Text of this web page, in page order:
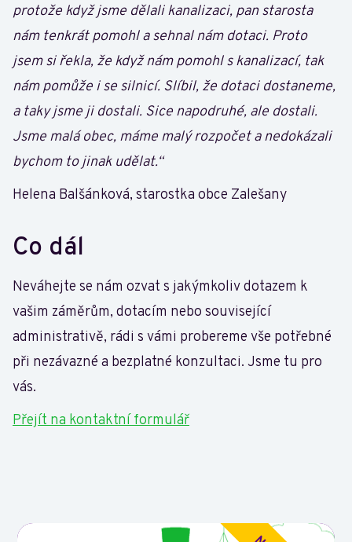
protože když jsme dělali kanalizaci, pan starosta
nám tenkrát pomohl a sehnal nám dotaci. Proto
jsem si řekla, že když nám pomohl s kanalizací, tak
nám pomůže i se silnicí. Slíbil, že dotaci dostaneme,
a taky jsme ji dostali. Sice napodruhé, ale dostali.
Jsme malá obec, máme malý rozpočet a nedokázali
bychom to jinak udělat.“
Helena Balšánková, starostka obce Zalešany
Co dál
Neváhejte se nám ozvat s jakýmkoliv dotazem k
vašim záměrům, dotacím nebo související
administrativě, rádi s vámi probereme vše potřebné
při nezávazné a bezplatné konzultaci. Jsme tu pro
vás.
Přejít na kontaktní formulář